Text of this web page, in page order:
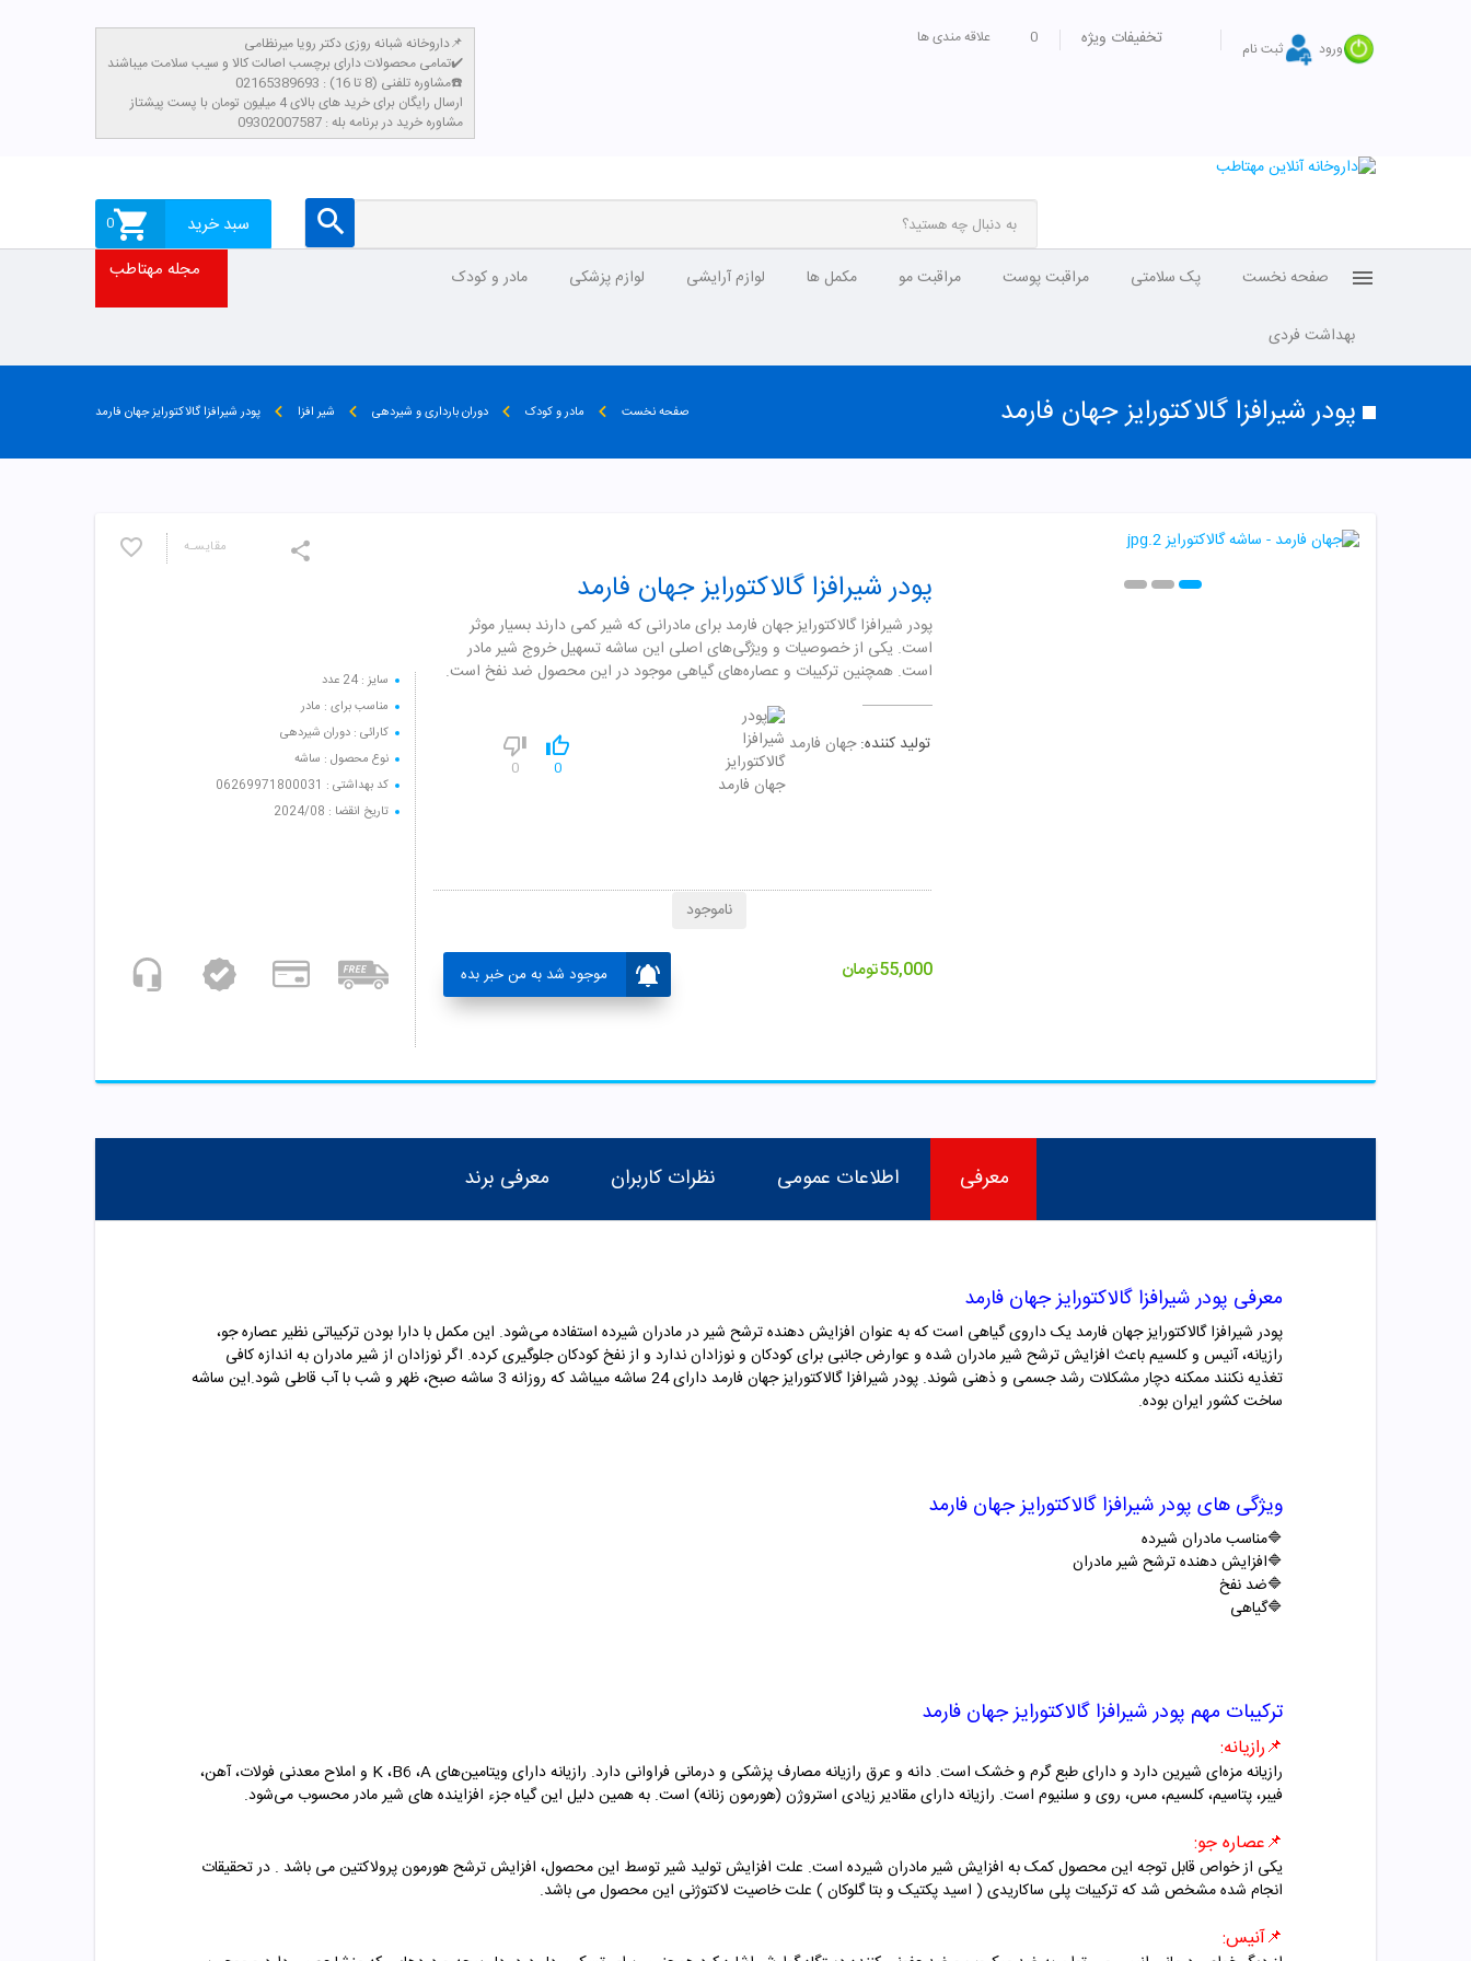
ورود ثبت نام تخفیفات ویژه 0 علاقه مندی ها
داروخانه شبانه روزی دکتر رویا میرنظامی📌
تمامی محصولات دارای برچسب اصالت کالا و سیب سلامت میباشند✔️
مشاوره تلفنی (8 تا 16) : 02165389693☎️
​ارسال رایگان برای خرید های بالای 4 میلیون تومان با پست پیشتاز
مشاوره خرید در برنامه بله : 09302007587
سبد خرید 0
صفحه نخست پک سلامتی مراقبت پوست مراقبت مو مکمل ها لوازم آرایشی لوازم پزشکی مادر و کودک
بهداشت فردی
مجله مهتاطب
پودر شیرافزا گالاکتورایز جهان فارمد صفحه نخست مادر و کودک دوران بارداری و شیردهی شیر افزا پودر شیرافزا گالاکتورایز جهان فارمد
مقایسـه
سایز : 24 عدد
مناسب برای : مادر
کارائی : دوران شیردهی
نوع محصول : ساشه
کد بهداشتی : 06269971800031
تاریخ انقضا : 2024/08
پودر شیرافزا گالاکتورایز جهان فارمد
پودر شیرافزا گالاکتورایز جهان فارمد برای مادرانی که شیر کمی دارند بسیار موثر
است. یکی از خصوصیات و ویژگی‌های اصلی این ساشه تسهیل خروج شیر مادر
است. همچنین ترکیبات و عصاره‌های گیاهی موجود در این محصول ضد نفخ است.
تولید کننده: جهان فارمد
0
0
55,000تومان موجود شد به من خبر بده
ناموجود
معرفی اطلاعات عمومی نظرات کاربران معرفی برند
معرفی پودر شیرافزا گالاکتورایز جهان فارمد
پودر شیرافزا گالاکتورایز جهان فارمد یک داروی گیاهی است که به عنوان افزایش دهنده ترشح شیر در مادران شیرده استفاده می‌شود. این مکمل با دارا بودن ترکیباتی نظیر عصاره جو،
رازیانه، آنیس و کلسیم باعث افزایش ترشح شیر مادران شده و عوارض جانبی برای کودکان و نوزادان ندارد و از نفخ کودکان جلوگیری کرده. اگر نوزادان از شیر مادران به اندازه کافی
تغذیه نکنند ممکنه دچار مشکلات رشد جسمی و ذهنی شوند. پودر شیرافزا گالاکتورایز جهان فارمد دارای24 ساشه میباشد که روزانه 3 ساشه صبح، ظهر و شب با آب قاطی شود.این ساشه
ساخت کشور ایران بوده.
ویژگی های پودر شیرافزا گالاکتورایز جهان فارمد
🔷مناسب مادران شیرده
🔷افزایش دهنده ترشح شیر مادران
🔷ضد نفخ
🔷گیاهی
ترکیبات مهم پودر شیرافزا گالاکتورایز جهان فارمد
📌رازیانه:
رازیانه مزه‌ای شیرین دارد و دارای طبع گرم و خشک است. دانه و عرق رازیانه مصارف پزشکی و درمانی فراوانی دارد. رازیانه دارای ویتامین‌هایA، B6،K و املاح معدنی فولات، آهن،
فیبر، پتاسیم، کلسیم، مس، روی و سلنیوم است. رازیانه دارای مقادیر زیادی استروژن (هورمون زنانه) است. به همین دلیل این گیاه جزء افزاینده‌ های شیر مادر محسوب می‌شود.
📌عصاره جو:
یکی از خواص قابل توجه این محصول کمک به افزایش شیر مادران شیرده است. علت افزایش تولید شیر توسط این محصول، افزایش ترشح هورمون پرولاکتین می باشد . در تحقیقات
انجام شده مشخص شد که ترکیبات پلی ساکاریدی ( اسید پکتیک و بتا گلوکان ) علت خاصیت لاکتوژنی این محصول می باشد.
📌آنیس: